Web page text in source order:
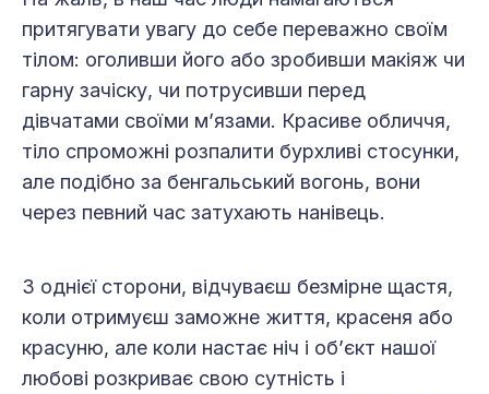
притягувати увагу до себе переважно своїм
тілом: оголивши його або зробивши макіяж чи
гарну зачіску, чи потрусивши перед
дівчатами своїми м’язами. Красиве обличчя,
тіло спроможні розпалити бурхливі стосунки,
але подібно за бенгальський вогонь, вони
через певний час затухають нанівець.
З однієї сторони, відчуваєш безмірне щастя,
коли отримуєш заможне життя, красеня або
красуню, але коли настає ніч і об’єкт нашої
любові розкриває свою сутність і